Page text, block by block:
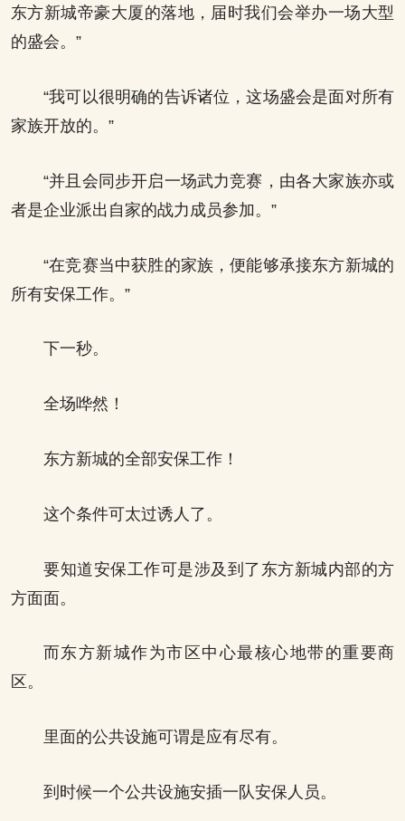
东方新城帝豪大厦的落地，届时我们会举办一场大型
的盛会。”
“我可以很明确的告诉诸位，这场盛会是面对所有
家族开放的。”
“并且会同步开启一场武力竞赛，由各大家族亦或
者是企业派出自家的战力成员参加。”
“在竞赛当中获胜的家族，便能够承接东方新城的
所有安保工作。”
下一秒。
全场哗然！
东方新城的全部安保工作！
这个条件可太过诱人了。
要知道安保工作可是涉及到了东方新城内部的方
方面面。
而东方新城作为市区中心最核心地带的重要商
区。
里面的公共设施可谓是应有尽有。
到时候一个公共设施安插一队安保人员。